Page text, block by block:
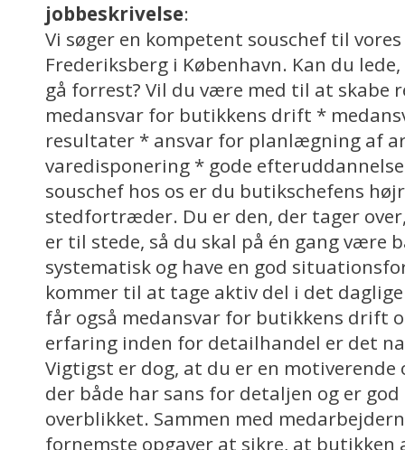
jobbeskrivelse:
Vi søger en kompetent souschef til
Frederiksberg i København. Kan du
gå forrest? Vil du være med til at skabe
medansvar for butikkens drift *
resultater * ansvar for planlægning af
varedisponering * gode
souschef hos os er du butikschefens
stedfortræder. Du er den, der tager
er til stede, så du skal på én gang være
systematisk og have en god
kommer til at tage aktiv del i det
får også medansvar for butikkens drift
erfaring inden for detailhandel er det
Vigtigst er dog, at du er en
der både har sans for detaljen og er
overblikket. Sammen med
fornemste opgaver at sikre, at